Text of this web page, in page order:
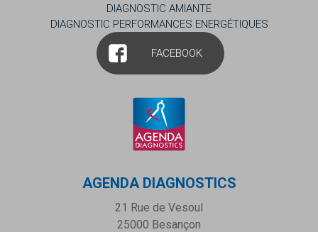
DIAGNOSTIC AMIANTE
DIAGNOSTIC PERFORMANCES ENERGÉTIQUES
FACEBOOK
AGENDA DIAGNOSTICS
21 Rue de Vesoul
25000 Besançon